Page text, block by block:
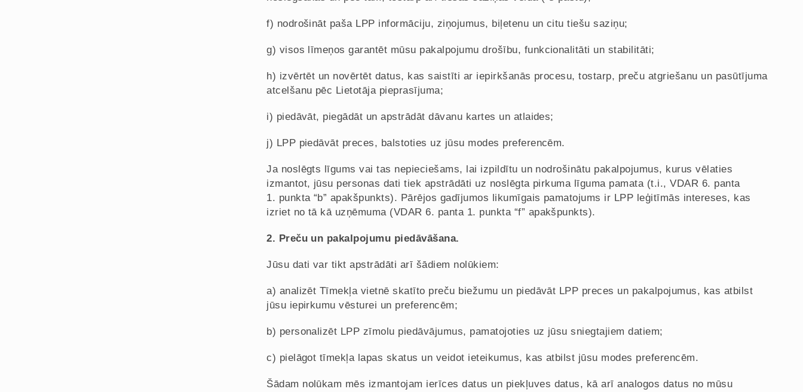
f) nodrošināt paša LPP informāciju, ziņojumus, biļetenu un citu tiešu saziņu;
g) visos līmeņos garantēt mūsu pakalpojumu drošību, funkcionalitāti un stabilitāti;
h) izvērtēt un novērtēt datus, kas saistīti ar iepirkšanās procesu, tostarp, preču atgriešanu un pasūtījuma
atcelšanu pēc Lietotāja pieprasījuma;
i) piedāvāt, piegādāt un apstrādāt dāvanu kartes un atlaides;
j) LPP piedāvāt preces, balstoties uz jūsu modes preferencēm.
Ja noslēgts līgums vai tas nepieciešams, lai izpildītu un nodrošinātu pakalpojumus, kurus vēlaties
izmantot, jūsu personas dati tiek apstrādāti uz noslēgta pirkuma līguma pamata (t.i., VDAR 6. panta
1. punkta “b” apakšpunkts). Pārējos gadījumos likumīgais pamatojums ir LPP leģitīmās intereses, kas
izriet no tā kā uzņēmuma (VDAR 6. panta 1. punkta “f” apakšpunkts).
2. Preču un pakalpojumu piedāvāšana.
Jūsu dati var tikt apstrādāti arī šādiem nolūkiem:
a) analizēt Tīmekļa vietnē skatīto preču biežumu un piedāvāt LPP preces un pakalpojumus, kas atbilst
jūsu iepirkumu vēsturei un preferencēm;
b) personalizēt LPP zīmolu piedāvājumus, pamatojoties uz jūsu sniegtajiem datiem;
c) pielāgot tīmekļa lapas skatus un veidot ieteikumus, kas atbilst jūsu modes preferencēm.
Šādam nolūkam mēs izmantojam ierīces datus un piekļuves datus, kā arī analogos datus no mūsu